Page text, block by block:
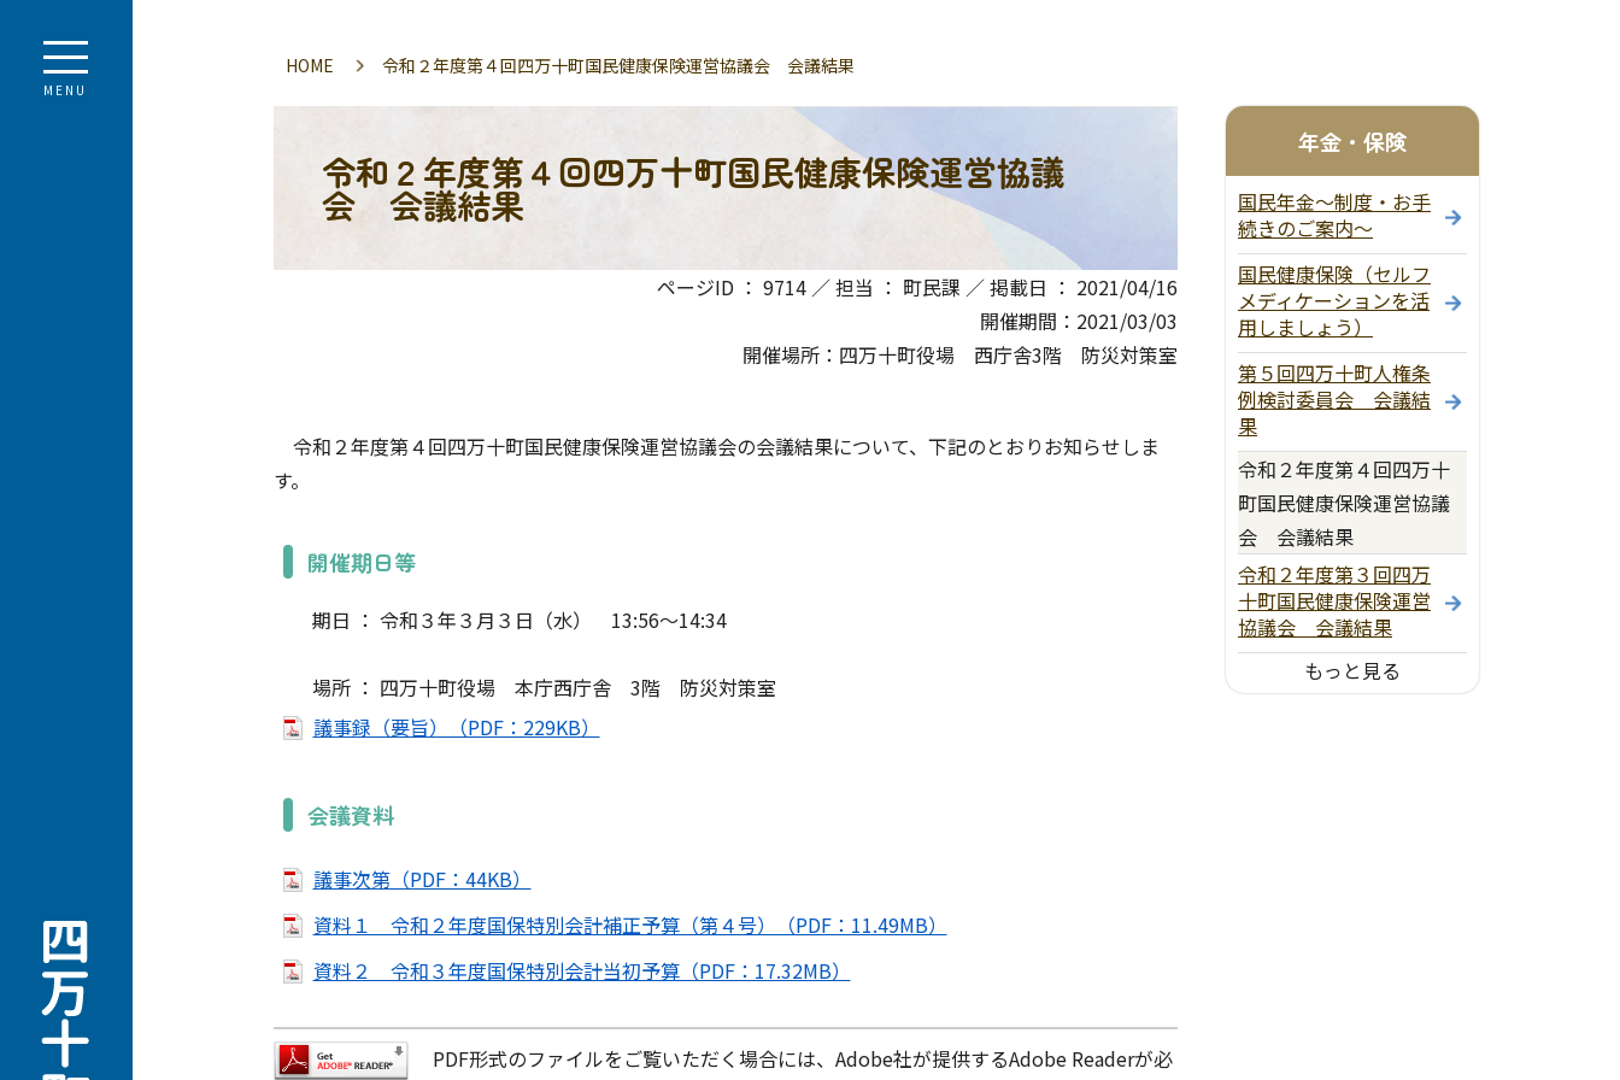
MENU
HOME 令和２年度第４回四万十町国民健康保険運営協議会 会議結果
令和２年度第４回四万十町国民健康保険運営協議
会 会議結果
ページID ： 9714 ／ 担当 ： 町民課 ／ 掲載日 ： 2021/04/16
開催期間：2021/03/03
開催場所：四万十町役場 西庁舎3階 防災対策室
令和２年度第４回四万十町国民健康保険運営協議会の会議結果について、下記のとおりお知らせしま
す。
開催期日等
期日 ： 令和３年３月３日（水） 13:56～14:34
場所 ： 四万十町役場 本庁西庁舎 3階 防災対策室
議事録（要旨）（PDF：229KB）
会議資料
議事次第（PDF：44KB）
資料１ 令和２年度国保特別会計補正予算（第４号）（PDF：11.49MB）
資料２ 令和３年度国保特別会計当初予算（PDF：17.32MB）
PDF形式のファイルをご覧いただく場合には、Adobe社が提供するAdobe Readerが必
年金・保険
国民年金～制度・お手
続きのご案内～
国民健康保険（セルフ
メディケーションを活
用しましょう）
第５回四万十町人権条
例検討委員会 会議結
果
令和２年度第４回四万十
町国民健康保険運営協議
会 会議結果
令和２年度第３回四万
十町国民健康保険運営
協議会 会議結果
もっと見る